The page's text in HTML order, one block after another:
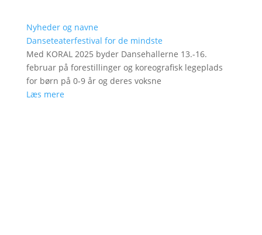
Nyheder og navne
Danseteaterfestival for de mindste
Med KORAL 2025 byder Dansehallerne 13.-16.
februar på forestillinger og koreografisk legeplads
for børn på 0-9 år og deres voksne
Læs mere